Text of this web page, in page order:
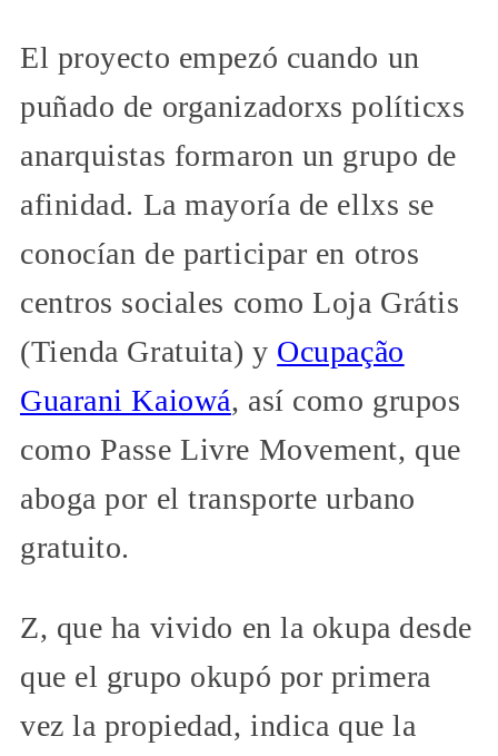
El proyecto empezó cuando un
puñado de organizadorxs políticxs
anarquistas formaron un grupo de
afinidad. La mayoría de ellxs se
conocían de participar en otros
centros sociales como Loja Grátis
(Tienda Gratuita) y Ocupação
Guarani Kaiowá, así como grupos
como Passe Livre Movement, que
aboga por el transporte urbano
gratuito.
Z, que ha vivido en la okupa desde
que el grupo okupó por primera
vez la propiedad, indica que la